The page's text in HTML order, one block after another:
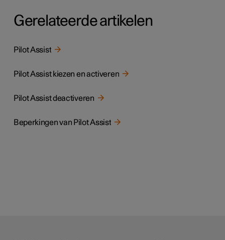
Gerelateerde artikelen
Pilot Assist
Pilot Assist kiezen en activeren
Pilot Assist deactiveren
Beperkingen van Pilot Assist